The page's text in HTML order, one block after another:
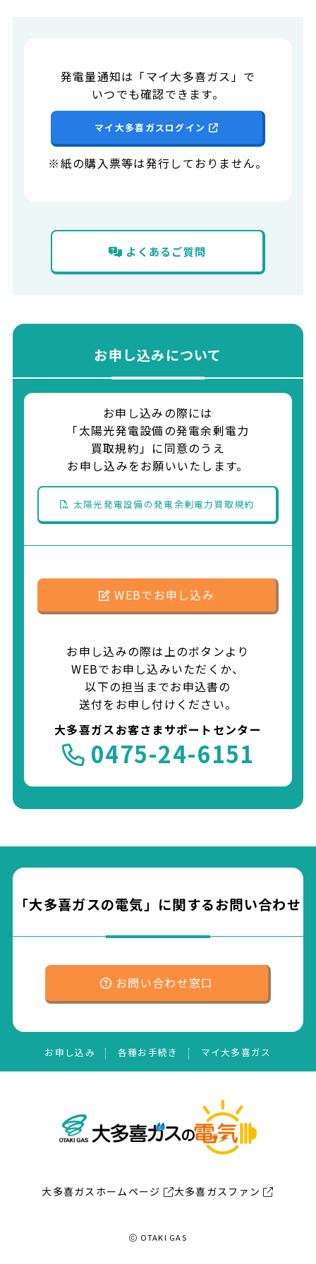
発電量通知は「マイ大多喜ガス」で
いつでも確認できます。
マイ大多喜ガスログイン
※紙の購入票等は発行しておりません。
よくあるご質問
お申し込みについて
お申し込みの際には
「太陽光発電設備の発電余剰電力
買取規約」に同意のうえ
お申し込みをお願いいたします。
太陽光発電設備の発電余剰電力買取規約
WEBでお申し込み
お申し込みの際は上のボタンより
WEBでお申し込みいただくか、
以下の担当までお申込書の
送付をお申し付けください。
大多喜ガスお客さまサポートセンター
0475-24-6151
「大多喜ガスの電気」に関するお問い合わせ
お問い合わせ窓口
お申し込み 各種お手続き マイ大多喜ガス
大多喜ガスホームページ 大多喜ガスファン
OTAKI GAS